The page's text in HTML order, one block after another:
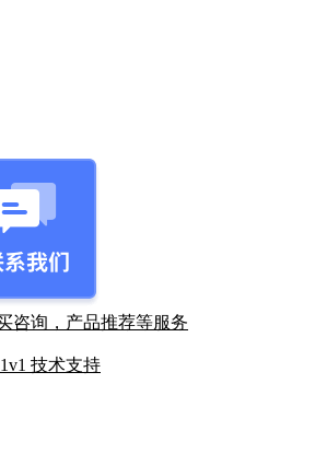
咨询，产品推荐等服务
技术支持